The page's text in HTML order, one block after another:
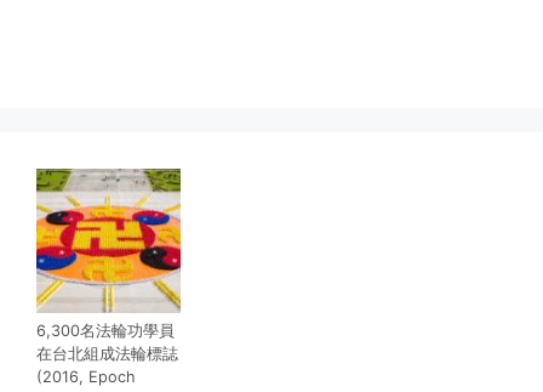
6,300名法輪功學員
在台北組成法輪標誌
(2016, Epoch